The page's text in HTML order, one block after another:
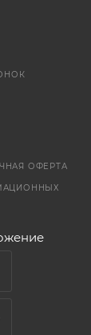
ОФЕРТА